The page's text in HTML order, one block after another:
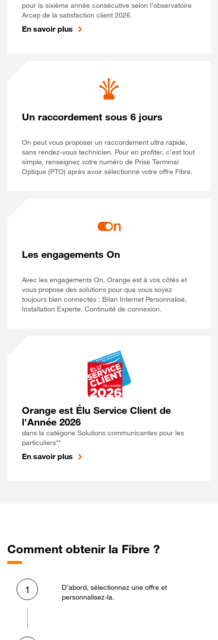
pour la sixième année consécutive selon l’observatoire
Arcep de la satisfaction client 2026.
En savoir plus
Un raccordement sous 6 jours
On peut vous proposer un raccordement ultra rapide,
sans rendez-vous technicien. Pour en profiter, c’est tout
simple, renseignez votre numéro de Prise Terminal
Optique (PTO) après avoir sélectionné votre offre Fibre.
Les engagements On
Avec les engagements On, Orange est à vos côtés et
vous propose des solutions pour que vous soyez
toujours bien connectés : Bilan Internet Personnalisé,
Installation Experte, Continuité de connexion.
Orange est Élu Service Client de
l'Année 2026
dans la catégorie Solutions communicantes pour les
particuliers**
En savoir plus
Comment obtenir la Fibre ?
1
D’abord, sélectionnez une offre et
personnalisez-la.